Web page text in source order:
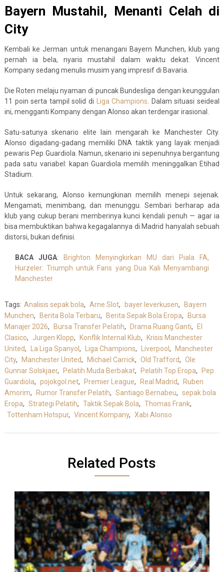
Bayern Mustahil, Menanti Celah di
City
Kembali ke Jerman untuk menangani Bayern Munchen, klub yang
pernah ia bela, nyaris mustahil dalam waktu dekat. Vincent
Kompany sedang menulis musim yang impresif di Bavaria.
Die Roten melaju nyaman di puncak Bundesliga dengan keunggulan
11 poin serta tampil solid di
Liga Champions . Dalam situasi seideal
ini, mengganti Kompany dengan Alonso akan terdengar irasional.
Satu-satunya skenario elite lain mengarah ke Manchester City.
Alonso digadang-gadang memiliki DNA taktik yang layak menjadi
pewaris Pep Guardiola. Namun, skenario ini sepenuhnya bergantung
pada satu variabel: kapan Guardiola memilih meninggalkan Etihad
Stadium.
Untuk sekarang, Alonso kemungkinan memilih menepi sejenak.
Mengamati, menimbang, dan menunggu. Sembari berharap ada
klub yang cukup berani memberinya kunci kendali penuh — agar ia
bisa membuktikan bahwa kegagalannya di Madrid hanyalah sebuah
distorsi, bukan definisi.
BACA JUGA:
Brighton Menyingkirkan MU dari Piala FA,
Hurzeler: Triumph untuk Fans yang Dua Kali Menyambangi
Manchester
Tags: Analisis sepak bola, Arne Slot, bayer leverkusen,
Bayern
Munchen, Berita Bola Terbaru, Berita Sepak Bola Eropa,
Bursa
Manajer 2026, Bursa Transfer Pelatih, Drama Ruang Ganti,
El
Clasico, Jurgen Klopp, Konflik Internal Klub,
Krisis Manchester
United, La Liga Spanyol , Liga Champions, Liverpool ,
Manchester
City, Manchester United, Michael Carrick, Old Trafford, Ole
Gunnar Solskjaer, Pelatih Muda Berbakat, Pelatih Top Eropa,
Pep
Guardiola, pojokgol.net, Premier League, Real Madrid,
Ruben
Amorim, Rumor Transfer Pelatih, Santiago Bernabeu, sepak bola
Eropa, Strategi Pelatih, Taktik Sepak Bola, Thomas Frank,
Tottenham Hotspur, Vincent Kompany, Xabi Alonso
Related Posts